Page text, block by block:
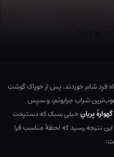
فرِد شام خوردند. پس از خوراک گوشت
شراب جرابوئم، و سپس
گهوارۀ پریانِخیلی سبک که دستپخت
نتیجه رسید که لحظۀ مناسب فرا